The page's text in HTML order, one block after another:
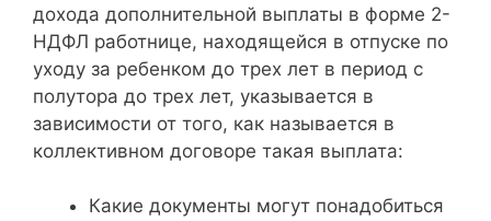
дохода дополнительной выплаты в форме 2-
НДФЛ работнице, находящейся в отпуске по
уходу за ребенком до трех лет в период с
полутора до трех лет, указывается в
зависимости от того, как называется в
коллективном договоре такая выплата:
Какие документы могут понадобиться